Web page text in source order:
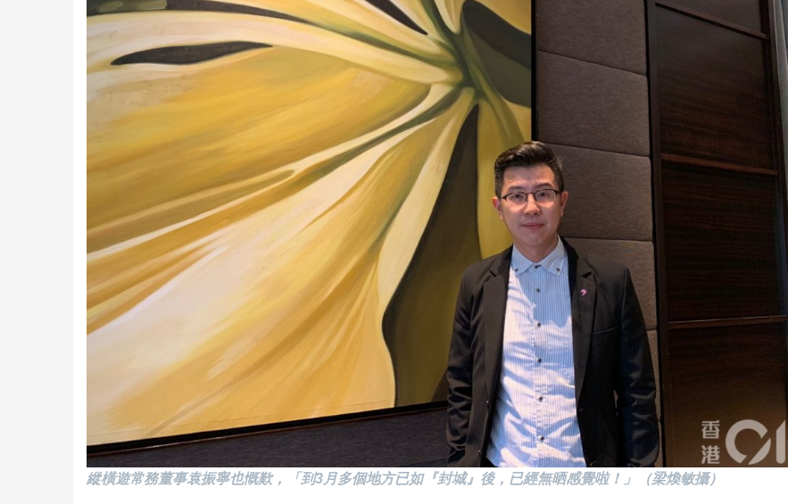
縱橫遊常務董事袁振寧也慨歎，「到3月多個地方已如『封城』後，已經無晒感覺啦！」（梁煥敏攝）